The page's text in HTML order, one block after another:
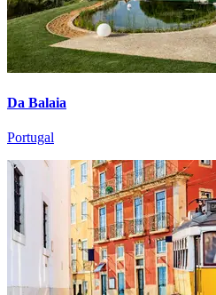
Da Balaia
Portugal